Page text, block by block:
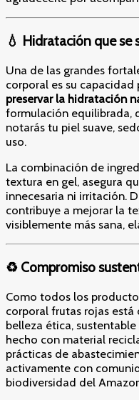
💧 Hidratación que se
Una de las grandes
corporal es su capacidad
preservar la hidratación
formulación equilibrada,
notarás tu piel suave,
uso.
La combinación de
textura en gel, asegura
innecesaria ni irritación.
contribuye a mejorar la
visiblemente más sana,
♻️ Compromiso
Como todos los
corporal frutas rojas
belleza ética, sustentable
hecho con material
prácticas de
activamente con
biodiversidad del